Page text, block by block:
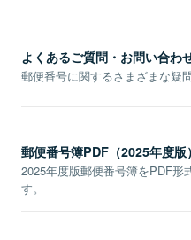
よくあるご質問・お問い合わ
郵便番号に関するさまざまな疑
郵便番号簿PDF（2025年度版）
2025年度版郵便番号簿をPDF形
す。